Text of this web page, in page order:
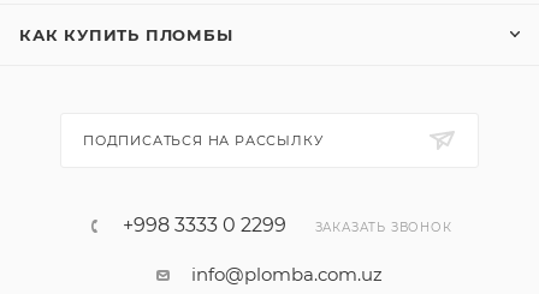
КАК КУПИТЬ ПЛОМБЫ
ПОДПИСАТЬСЯ НА РАССЫЛКУ
+998 3333 0 2299 ЗАКАЗАТЬ ЗВОНОК
info@plomba.com.uz